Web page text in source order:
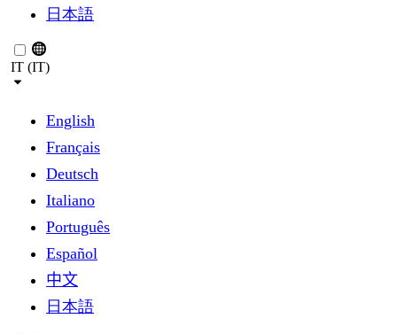
日本語
IT (IT)
English
Français
Deutsch
Italiano
Português
Español
中文
日本語